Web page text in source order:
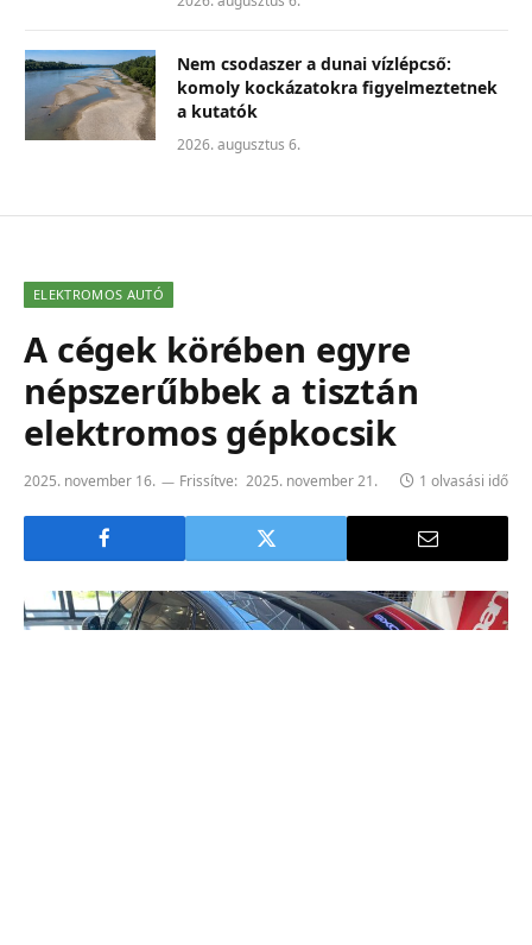
Nem csodaszer a dunai vízlépcső:
komoly kockázatokra figyelmeztetnek
a kutatók
2026. augusztus 6.
ELEKTROMOS AUTÓ
A cégek körében egyre
népszerűbbek a tisztán
elektromos gépkocsik
2025. november 16. Frissítve: 2025. november 21. 1 olvasási idő